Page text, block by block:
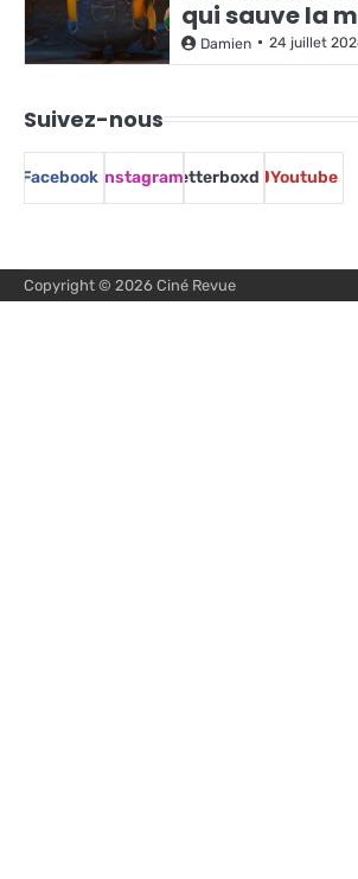
qui sauve la
Damien 24 juillet
Suivez-nous
Facebook InstagramLetterboxd Youtube
Copyright © 2026 Ciné Revue